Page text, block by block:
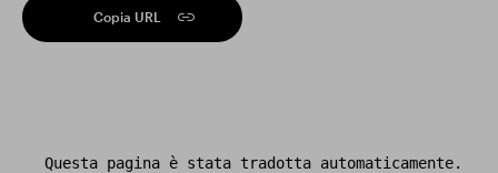
Copia URL
Questa pagina è stata tradotta automaticamente.